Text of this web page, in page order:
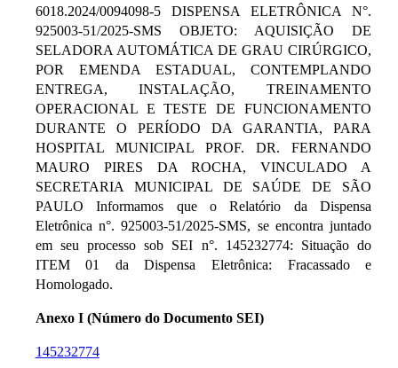
6018.2024/0094098-5 DISPENSA ELETRÔNICA N°.
925003-51/2025-SMS OBJETO: AQUISIÇÃO DE
SELADORA AUTOMÁTICA DE GRAU CIRÚRGICO,
POR EMENDA ESTADUAL, CONTEMPLANDO
ENTREGA, INSTALAÇÃO, TREINAMENTO
OPERACIONAL E TESTE DE FUNCIONAMENTO
DURANTE O PERÍODO DA GARANTIA, PARA
HOSPITAL MUNICIPAL PROF. DR. FERNANDO
MAURO PIRES DA ROCHA, VINCULADO A
SECRETARIA MUNICIPAL DE SAÚDE DE SÃO
PAULO Informamos que o Relatório da Dispensa
Eletrônica n°. 925003-51/2025-SMS, se encontra juntado
em seu processo sob SEI n°. 145232774: Situação do
ITEM 01 da Dispensa Eletrônica: Fracassado e
Homologado.
Anexo I (Número do Documento SEI)
145232774